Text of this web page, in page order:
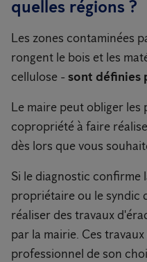
quelles régions ?
Les zones contaminées
rongent le bois et les
cellulose - sont définies
Le maire peut obliger
copropriété à faire
dès lors que vous
Si le diagnostic confirme
propriétaire ou le syndic
réaliser des travaux
par la mairie. Ces
professionnel de son